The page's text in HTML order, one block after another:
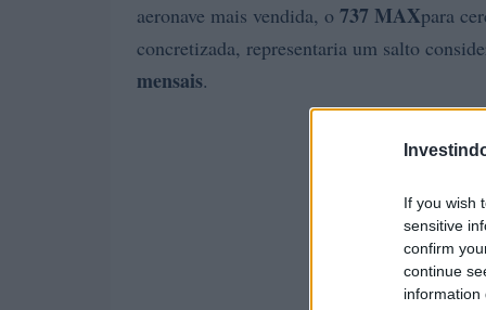
If you wish
sensitive
confirm
continue
information
aeronave mais vendida, o 737 MAXpara
concretizada, representaria um salto
mensais.